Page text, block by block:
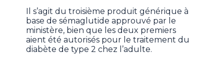
Il s’agit du troisième produit générique à
base de sémaglutide approuvé par le
ministère, bien que les deux premiers
aient été autorisés pour le traitement du
diabète de type 2 chez l’adulte.